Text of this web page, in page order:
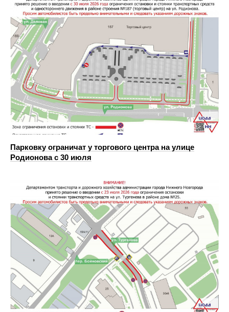
Парковку ограничат у торгового центра на улице
Родионова с 30 июля